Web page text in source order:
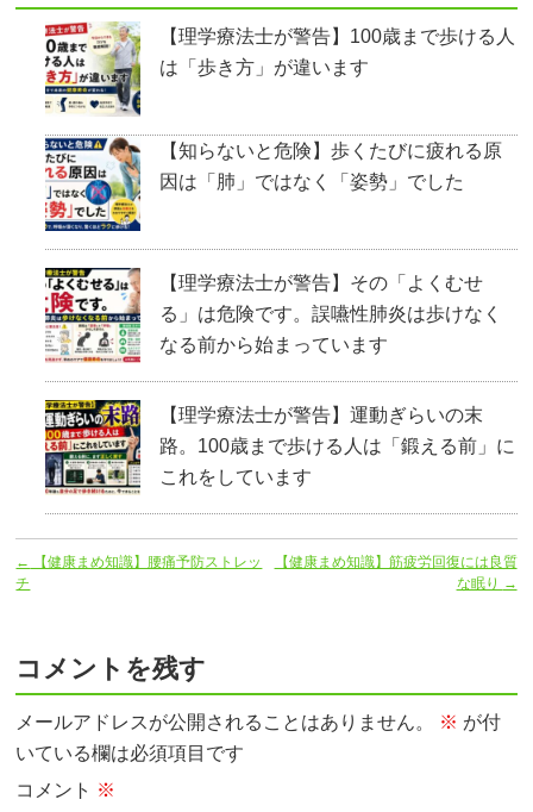
【理学療法士が警告】100歳まで歩ける人
は「歩き方」が違います
【知らないと危険】歩くたびに疲れる原
因は「肺」ではなく「姿勢」でした
【理学療法士が警告】その「よくむせ
る」は危険です。誤嚥性肺炎は歩けなく
なる前から始まっています
【理学療法士が警告】運動ぎらいの末
路。100歳まで歩ける人は「鍛える前」に
これをしています
←
【健康まめ知識】腰痛予防ストレッ
チ
【健康まめ知識】筋疲労回復には良質
な眠り →
コメントを残す
メールアドレスが公開されることはありません。 ※ が付
いている欄は必須項目です
コメント ※